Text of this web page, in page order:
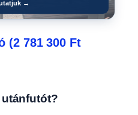
→
(2 781 300 Ft
utánfutót?